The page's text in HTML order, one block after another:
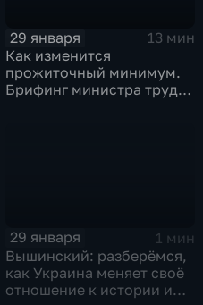
29 января
13 мин
Как изменится
прожиточный минимум.
Брифинг министра труда
29 января
1 мин
Вышинский: разберёмся,
как Украина меняет своё
отношение к истории и